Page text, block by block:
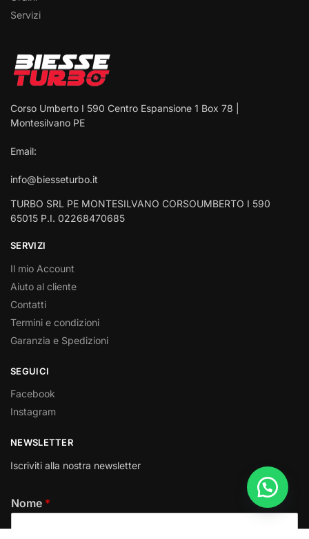
Servizi
Corso Umberto I 590 Centro Espansione 1 Box 78 |
Montesilvano PE
Email:
info@biesseturbo.it
TURBO SRL PE MONTESILVANO CORSOUMBERTO I 590
65015 P.I. 02268470685
SERVIZI
Il mio Account
Aiuto al cliente
Contatti
Termini e condizioni
Garanzia e Spedizioni
SEGUICI
Facebook
Instagram
NEWSLETTER
Iscriviti alla nostra newsletter
Nome *